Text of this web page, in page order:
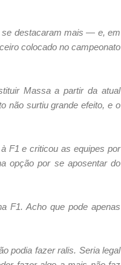
se destacaram mais — e, em
colocado no campeonato
Massa a partir da atual
não surtiu grande efeito, e o
F1 e criticou as equipes por
opção por se aposentar do
F1. Acho que pode apenas
podia fazer ralis. Seria legal